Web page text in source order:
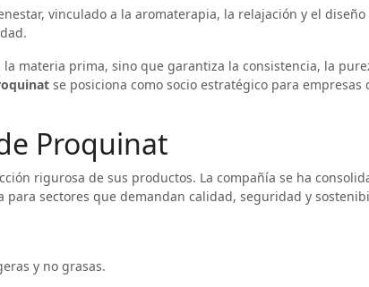
vinculado a la aromaterapia, la relajación y el
materia prima, sino que garantiza la consistencia, la
se posiciona como socio estratégico para empresas
Proquinat
rigurosa de sus productos. La compañía se ha
sectores que demandan calidad, seguridad y
y no grasas.